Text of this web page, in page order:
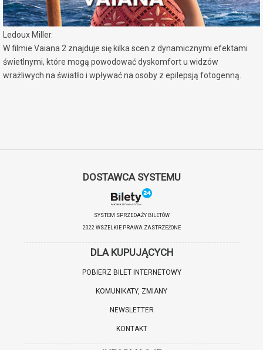
przygodę życia.
Film „Vaiana 2” wyreżyserował David Derrick Jr, Jason Hand i Dana
Ledoux Miller.
W filmie Vaiana 2 znajduje się kilka scen z dynamicznymi efektami
świetlnymi, które mogą powodować dyskomfort u widzów
wrażliwych na światło i wpływać na osoby z epilepsją fotogenną.
DOSTAWCA SYSTEMU
SYSTEM SPRZEDAŻY BILETÓW
2022 WSZELKIE PRAWA ZASTRZEŻONE
DLA KUPUJĄCYCH
POBIERZ BILET INTERNETOWY
KOMUNIKATY, ZMIANY
NEWSLETTER
KONTAKT